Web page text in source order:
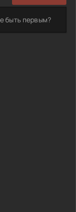
быть первым?